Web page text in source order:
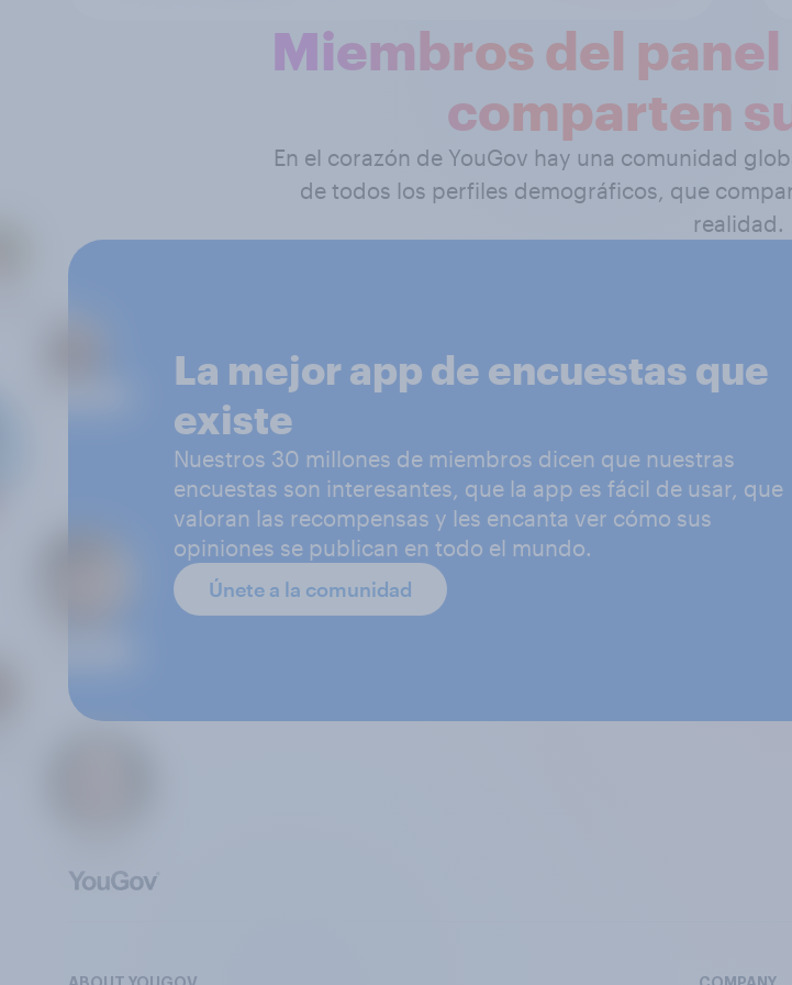
Miembros del
comparten
En el corazón de YouGov hay una comunidad
de todos los perfiles demográficos, que
realidad.
La mejor app de encuestas que
existe
Nuestros 30 millones de miembros dicen que nuestras
encuestas son interesantes, que la app es fácil de usar, que
valoran las recompensas y les encanta ver cómo sus
opiniones se publican en todo el mundo.
Únete a la comunidad